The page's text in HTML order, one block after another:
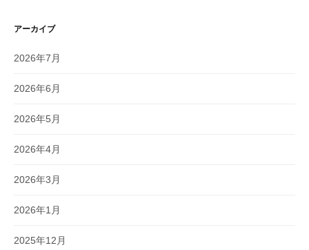
アーカイブ
2026年7月
2026年6月
2026年5月
2026年4月
2026年3月
2026年1月
2025年12月